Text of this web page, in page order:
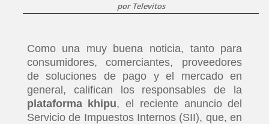
por Televitos
Como una muy buena noticia, tanto para
consumidores, comerciantes, proveedores
de soluciones de pago y el mercado en
general, califican los responsables de la
plataforma khipu, el reciente anuncio del
Servicio de Impuestos Internos (SII), que, en